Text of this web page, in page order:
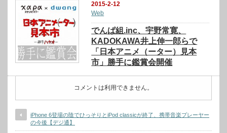
2015-2-12
Web
でんぱ組.inc、宇野常寛、
KADOKAWA井上伸一郎らで
「日本アニメ（ーター）見本
市」勝手に鑑賞会開催
コメントは利用できません。
iPhone 6登場の陰でひっそりとiPod classicが終了、携帯音楽プレーヤー
の今後【デジ通】